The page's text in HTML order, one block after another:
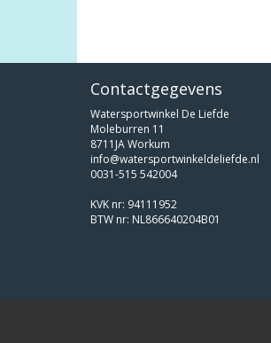
Contactgegevens
Watersportwinkel De Liefde
Moleburren 11
8711JA Workum
info@watersportwinkeldeliefde.nl
0031-515 542004
KVK nr: 94111952
BTW nr: NL866640204B01